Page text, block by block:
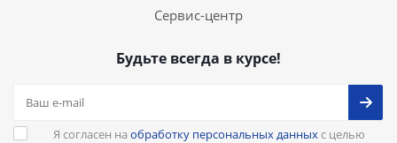
Сервис-центр
Будьте всегда в курсе!
Я согласен на обработку персональных данныхс целью